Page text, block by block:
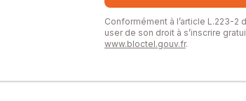
Conformément à l’article L.223-
user de son droit à s’inscrire
www.bloctel.gouv.fr.